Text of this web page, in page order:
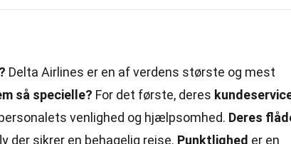
Delta Airlines er en af verdens største og mest
så specielle? For det første, deres
venlighed og hjælpsomhed. Deres
der sikrer en behagelig rejse. Punktlighed er en